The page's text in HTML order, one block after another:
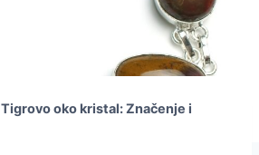
Tigrovo oko kristal: Značenje i